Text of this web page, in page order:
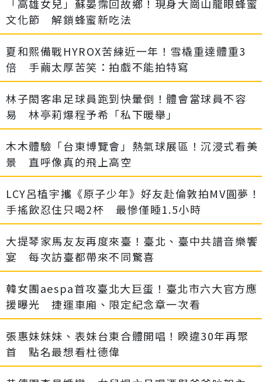
「高雄女兒」蘇晏霈回故鄉！現身大崗山龍眼蜂蜜
文化節 解鎖蜂蜜新吃法
夏和熙備戰HYROX苦練近一年！雪橇重達體重3
倍 手繭太厚苦笑：拍戲不能拍特寫
林子閎客串足球員跑到快暈倒！體會當球員不容
易 林亭莉爆程予希「私下暖舉」
木木體驗「台東博覽會」熱氣球展區！沉浸式看美
景 直呼像真的飛上高空
LCY呂植宇攜《原子少年》好友赴倫敦拍MV圓夢！
手搖飲忍住只喝2杯 最慘僅睡1.5小時
大提琴家馬友友再度來臺！臺北、臺中共譜音樂饗
宴 每次訪臺都帶來不同驚喜
韓女團aespa首攻臺北大巨蛋！臺北市六大官方應
援曝光 捷運車廂、限定紀念章一次看
張惠妹妹妹、表妹台東合體開唱！睽違30年再聚
首 點名最想看杜德偉